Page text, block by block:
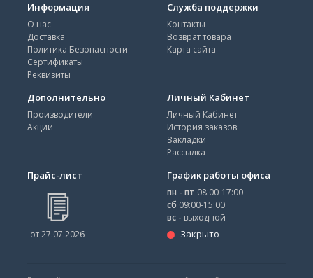
Информация
О нас
Доставка
Политика Безопасности
Сертификаты
Реквизиты
Служба поддержки
Контакты
Возврат товара
Карта сайта
Дополнительно
Производители
Акции
Личный Кабинет
Личный Кабинет
История заказов
Закладки
Рассылка
Прайс-лист
от 27.07.2026
График работы офиса
пн - пт 08:00-17:00
сб 09:00-15:00
вс - выходной
Закрыто